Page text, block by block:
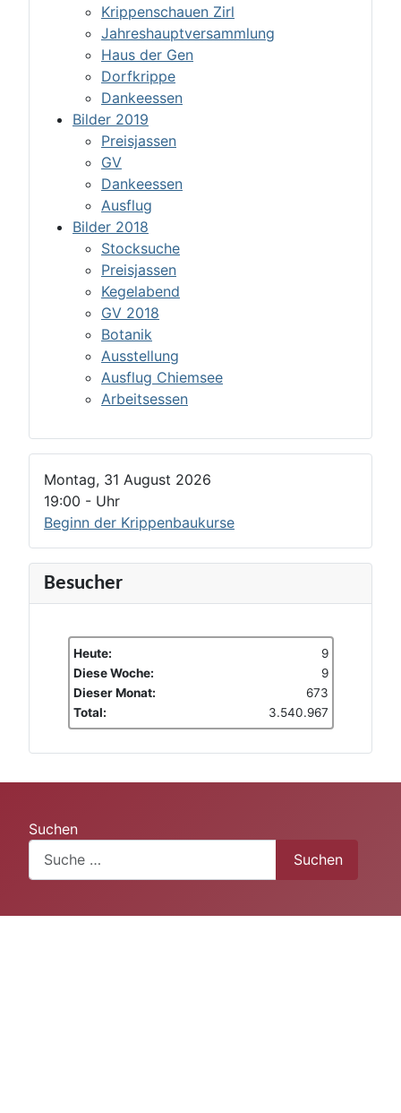
Krippenschauen Zirl
Jahreshauptversammlung
Haus der Gen
Dorfkrippe
Dankeessen
Bilder 2019
Preisjassen
GV
Dankeessen
Ausflug
Bilder 2018
Stocksuche
Preisjassen
Kegelabend
GV 2018
Botanik
Ausstellung
Ausflug Chiemsee
Arbeitsessen
Montag, 31 August 2026
19:00 - Uhr
Beginn der Krippenbaukurse
Besucher
Heute:
9
Diese Woche:
9
Dieser Monat:
673
Total:
3.540.967
Suchen
Suchen